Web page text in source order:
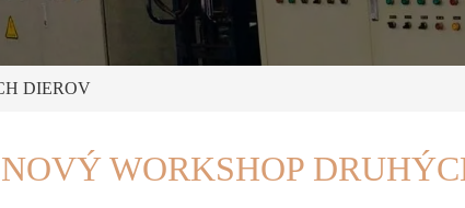
DIEROV
NOVÝ WORKSHOP